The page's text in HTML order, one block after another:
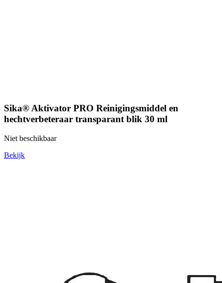
Sika® Aktivator PRO Reinigingsmiddel en
hechtverbeteraar transparant blik 30 ml
Niet beschikbaar
Bekijk